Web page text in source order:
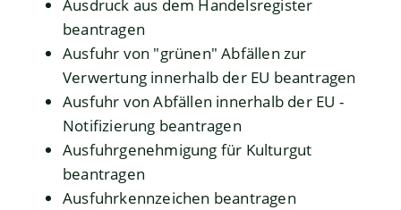
Ausdruck aus dem Handelsregister
beantragen
Ausfuhr von "grünen" Abfällen zur
Verwertung innerhalb der EU beantragen
Ausfuhr von Abfällen innerhalb der EU -
Notifizierung beantragen
Ausfuhrgenehmigung für Kulturgut
beantragen
Ausfuhrkennzeichen beantragen